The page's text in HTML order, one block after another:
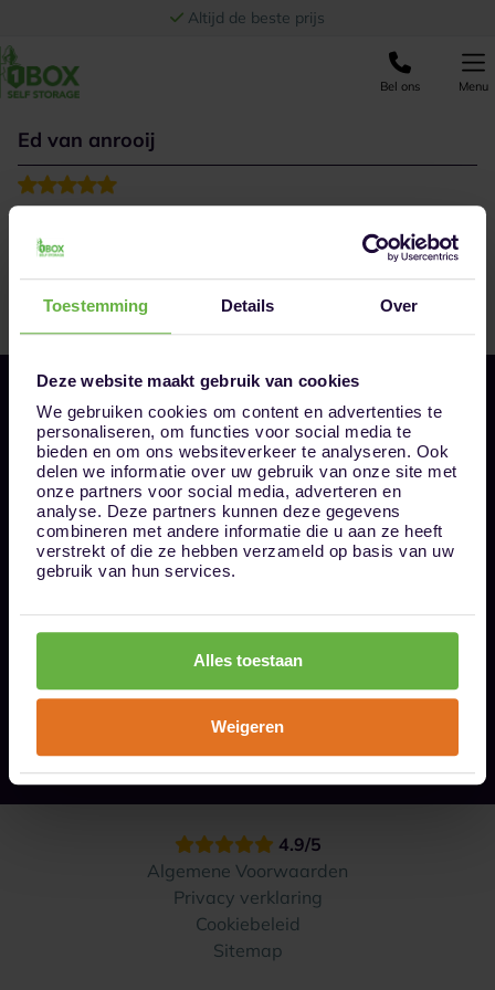
Toestemming Details Over
Deze website maakt gebruik van cookies
We gebruiken cookies om content en advertenties te
personaliseren, om functies voor social media te
bieden en om ons websiteverkeer te analyseren. Ook
delen we informatie over uw gebruik van onze site met
onze partners voor social media, adverteren en
analyse. Deze partners kunnen deze gegevens
combineren met andere informatie die u aan ze heeft
verstrekt of die ze hebben verzameld op basis van uw
gebruik van hun services.
Alles toestaan
Weigeren
Altijd de beste prijs
Bel ons Menu
Ed van anrooij
Bel ons op 085 - 0161611
info@1box.nl
Volg ons
Onze opslaglocaties
Hoe werkt het?
4.9/5
Algemene Voorwaarden
Privacy verklaring
Cookiebeleid
Sitemap